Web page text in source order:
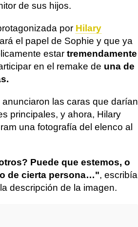
de sus hijos.
por Hilary
el papel de Sophie y que ya
estartremendamente
en el remake de una de
las caras que darían
principales, y ahora, Hilary
una fotografía del elenco al
Puede que estemos, o
de cierta persona…", escribía
descripción de la imagen.